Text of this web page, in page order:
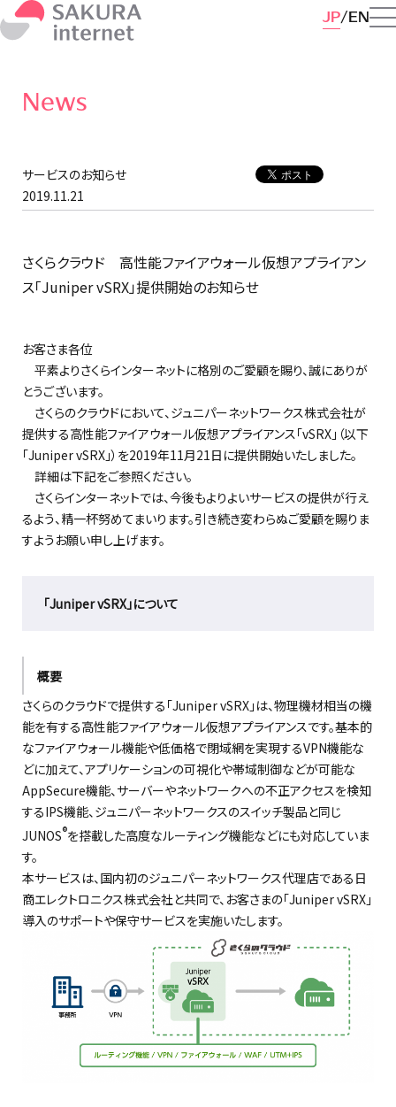
JP EN
News
サービスのお知らせ
2019.11.21
さくらクラウド 高性能ファイアウォール仮想アプライアン
ス「Juniper vSRX」提供開始のお知らせ
お客さま各位
平素よりさくらインターネットに格別のご愛顧を賜り、誠にありが
とうございます。
さくらのクラウドにおいて、ジュニパーネットワークス株式会社が
提供する高性能ファイアウォール仮想アプライアンス「vSRX」（以下
「Juniper vSRX」）を2019年11月21日に提供開始いたしました。
詳細は下記をご参照ください。
さくらインターネットでは、今後もよりよいサービスの提供が行え
るよう、精一杯努めてまいります。引き続き変わらぬご愛顧を賜りま
すようお願い申し上げます。
「Juniper vSRX」について
概要
さくらのクラウドで提供する「Juniper vSRX」は、物理機材相当の機
能を有する高性能ファイアウォール仮想アプライアンスです。基本的
なファイアウォール機能や低価格で閉域網を実現するVPN機能な
どに加えて、アプリケーションの可視化や帯域制御などが可能な
AppSecure機能、サーバーやネットワークへの不正アクセスを検知
するIPS機能、ジュニパーネットワークスのスイッチ製品と同じ
JUNOS®を搭載した高度なルーティング機能などにも対応していま
す。
本サービスは、国内初のジュニパーネットワークス代理店である日
商エレクトロニクス株式会社と共同で、お客さまの「Juniper vSRX」
導入のサポートや保守サービスを実施いたします。